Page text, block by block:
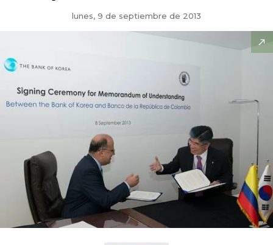
lunes, 9 de septiembre de 2013